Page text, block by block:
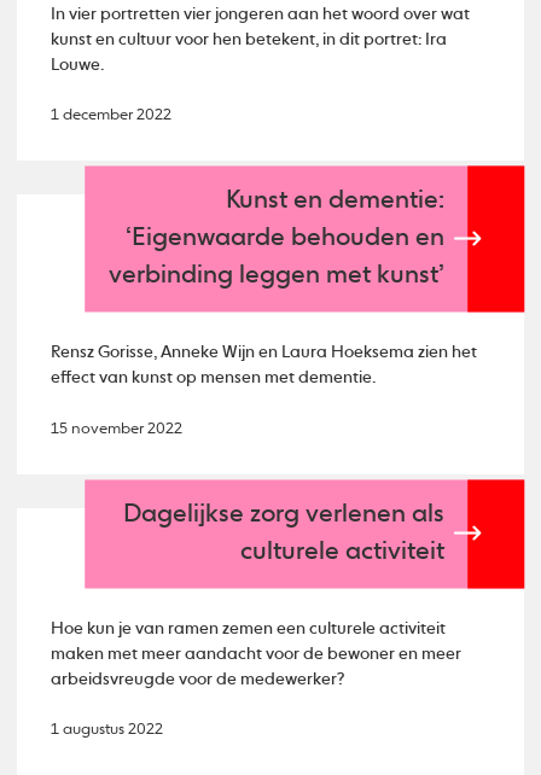
In vier portretten vier jongeren aan het woord over wat
kunst en cultuur voor hen betekent, in dit portret: Ira
Louwe.
1 december 2022
Kunst en dementie:
‘Eigenwaarde behouden en
verbinding leggen met kunst’
Rensz Gorisse, Anneke Wijn en Laura Hoeksema zien het
effect van kunst op mensen met dementie.
15 november 2022
Dagelijkse zorg verlenen als
culturele activiteit
Hoe kun je van ramen zemen een culturele activiteit
maken met meer aandacht voor de bewoner en meer
arbeidsvreugde voor de medewerker?
1 augustus 2022